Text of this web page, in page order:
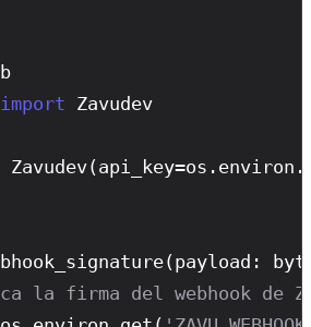
import Zavudev
Zavudev(api_key=os.environ.
(payload:
la firma del webhook de